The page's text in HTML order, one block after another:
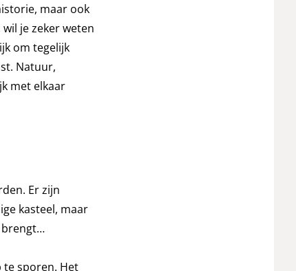
maar ook
je zeker weten
om tegelijk
Natuur,
met elkaar
Er zijn
kasteel, maar
brengt…
te sporen. Het